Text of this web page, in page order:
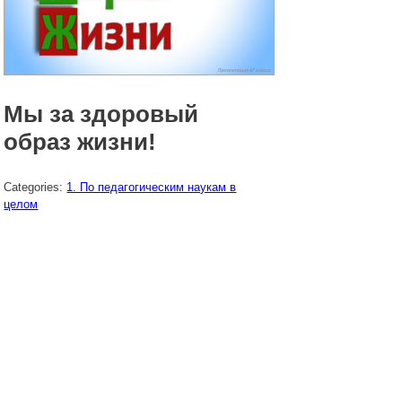
Мы за здоровый
образ жизни!
Categories: 1. По педагогическим наукам в
целом